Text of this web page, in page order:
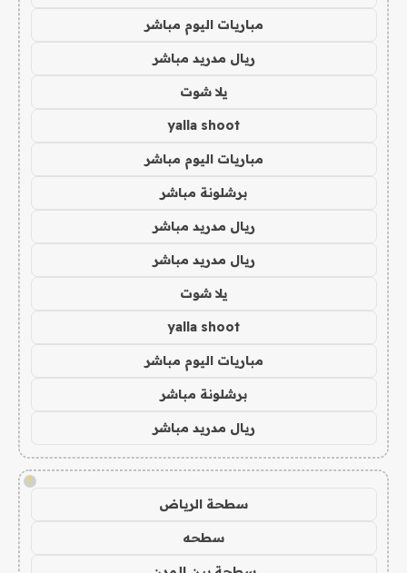
مباريات اليوم مباشر
ريال مدريد مباشر
يلا شوت
yalla shoot
مباريات اليوم مباشر
برشلونة مباشر
ريال مدريد مباشر
ريال مدريد مباشر
يلا شوت
yalla shoot
مباريات اليوم مباشر
برشلونة مباشر
ريال مدريد مباشر
!
سطحة الرياض
سطحه